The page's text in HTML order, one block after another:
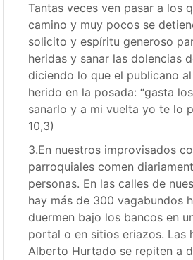
Tantas veces ven pasar a los
camino y muy pocos se
solicito y espíritu generoso
heridas y sanar las dolencias
diciendo lo que el publicano
herido en la posada: “gasta
sanarlo y a mi vuelta yo te lo
10,3)
3.En nuestros improvisados
parroquiales comen
personas. En las calles de
hay más de 300 vagabundos
duermen bajo los bancos en
portal o en sitios eriazos. Las
Alberto Hurtado se repiten a